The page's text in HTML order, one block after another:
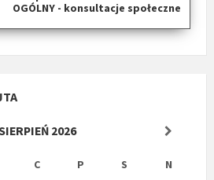
OGÓLNY - konsultacje społeczne
2026
C P S
N